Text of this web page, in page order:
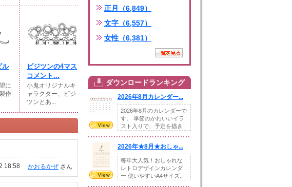
ル
に
作
ビジツンの4マス
コメント...
小鬼オリジナルキ
ャラクター、ビジ
ツンとあ...
かおるかぜさん
18:58
正月（6,849）
文字（6,557）
女性（6,381）
ダウンロードランキング
2026年8月カレンダー...
2026年8月のカレンダーで
す。 季節のかわいいイラ
スト入りで、予定を描き
2026年★8月★おしゃ...
毎年大人気！おしゃれな
レトロデザインカレンダ
ー 使いやすいA4サイズ。